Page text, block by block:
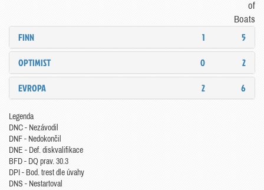
of
Boats
FINN 1
5
OPTIMIST
0
2
EVROPA
2 6
Legenda
DNC - Nezávodil
DNF - Nedokončil
DNE - Def. diskvalifikace
BFD - DQ prav. 30.3
DPI - Bod. trest dle úvahy
DNS - Nestartoval